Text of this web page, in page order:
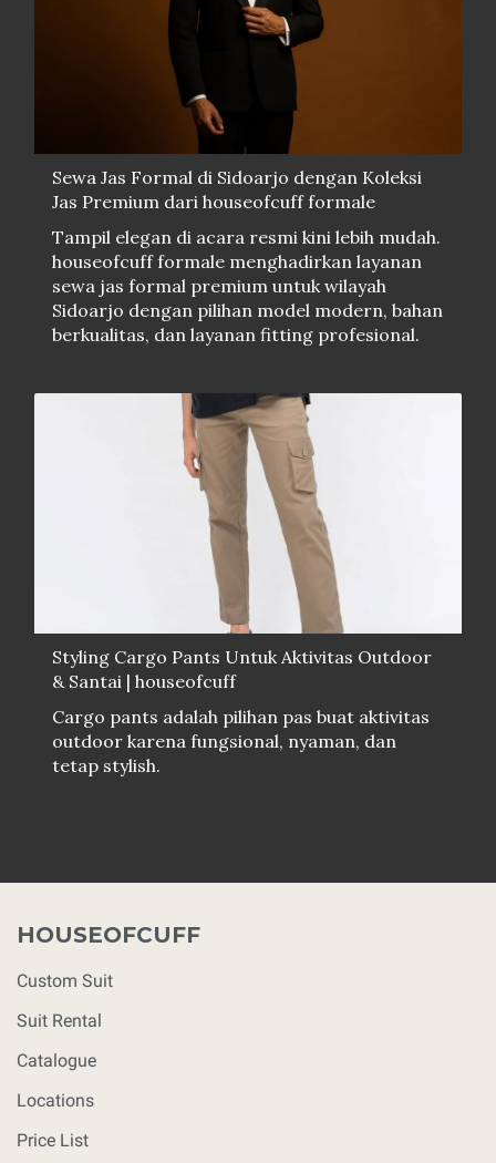
Sewa Jas Formal di Sidoarjo dengan Koleksi
Jas Premium dari houseofcuff formale
Tampil elegan di acara resmi kini lebih mudah.
houseofcuff formale menghadirkan layanan
sewa jas formal premium untuk wilayah
Sidoarjo dengan pilihan model modern, bahan
berkualitas, dan layanan fitting profesional.
Styling Cargo Pants Untuk Aktivitas Outdoor
& Santai | houseofcuff
Cargo pants adalah pilihan pas buat aktivitas
outdoor karena fungsional, nyaman, dan
tetap stylish.
HOUSEOFCUFF
Custom Suit
Suit Rental
Catalogue
Locations
Price List